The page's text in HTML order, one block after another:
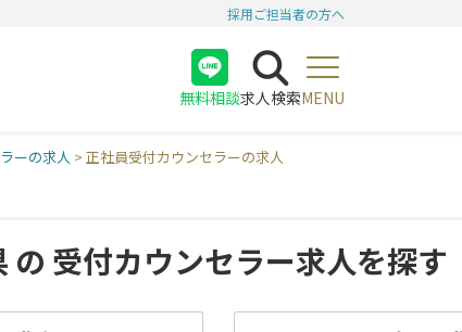
採用ご担当者の方へ
無料相談
医師
求人検索MENU
ーの求人 > 正社員受付カウンセラーの求人
の 受付カウンセラー求人を探す